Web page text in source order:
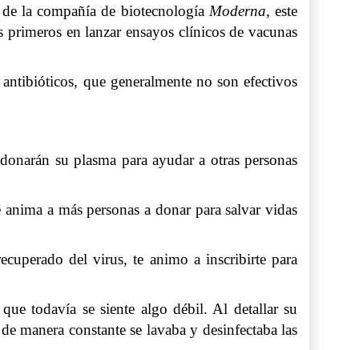
la compañía de biotecnología Moderna, este
primeros en lanzar ensayos clínicos de vacunas
que generalmente no son efectivos
su plasma para ayudar a otras personas
a más personas a donar para salvar vidas
del virus, te animo a inscribirte para
todavía se siente algo débil. Al detallar su
constante se lavaba y desinfectaba las